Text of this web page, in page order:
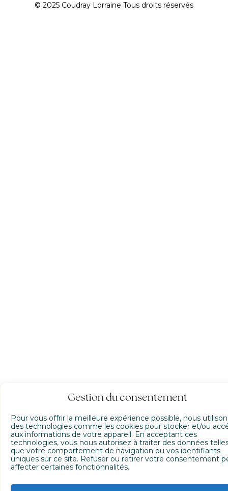
Gestion du consentement
Pour vous offrir la meilleure expérience possible, nous
des technologies comme les cookies pour stocker et/ou
aux informations de votre appareil. En acceptant ces
technologies, vous nous autorisez à traiter des données
que votre comportement de navigation ou vos identifiants
uniques sur ce site. Refuser ou retirer votre consentement
affecter certaines fonctionnalités.
© 2025 Coudray Lorraine Tous droits réservés